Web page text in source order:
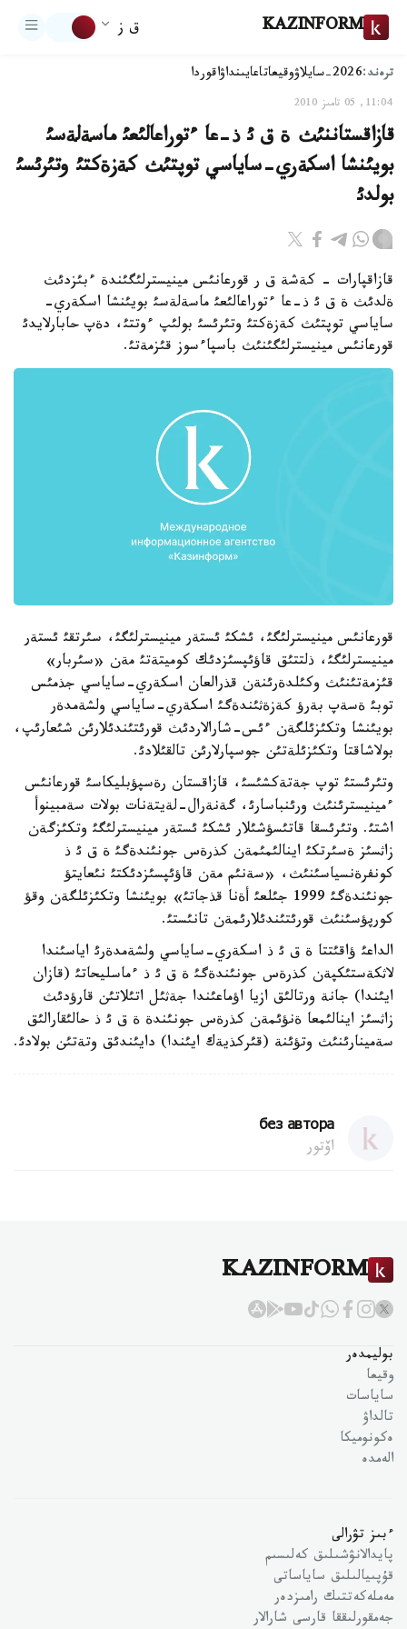
KAZINFORM ق ز
ترەند:2026-سايلاۋ وقيعاتاعايىنداۋاقوردا
11:04, 05 تامىز 2010
قازاقستاننئث ة ق ئ ذ-عا ءتوراعالئعئ ماسةلةسئ
بويئنشا اسكةري-ساياسي توپتئث كةزةكتئ وتئرئسئ
بولدئ
قازاقپارات - كةشة ق ر قورعانئس مينيسترلئگئندة ءبئزدئث
ةلدئث ة ق ئ ذ-عا ءتوراعالئعئ ماسةلةسئ بويئنشا اسكةري-
ساياسي توپتئث كةزةكتئ وتئرئسئ بولئپ ءوتتئ، دةپ حابارلايدئ
قورعانئس مينيسترلئگئنئث باسپاءسوز قئزمةتئ.
قورعانئس مينيسترلئگئ، ئشكئ ئستةر مينيسترلئگئ، سئرتقئ ئستةر
مينيسترلئگئ، ذلتتئق قاؤئپسئزدئك كوميتةتئ مةن «سئربار»
قئزمةتئنئث وكئلدةرئنةن قذرالعان اسكةري-ساياسي جذمئس
توبئ ةسةپ بةرؤ كةزةثئندةگئ اسكةري-ساياسي ولشةمدةر
بويئنشا وتكئزئلگةن ءئس-شارالاردئث قورئتئندئلارئن شئعارئپ،
بولاشاقتا وتكئزئلةتئن جوسپارلارئن تالقئلادئ.
وتئرئستئ توپ جةتةكشئسئ، قازاقستان رةسپؤبليكاسئ قورعانئس
ءمينيسترئنئث ورئنباسارئ، گةنةرال-لةيتةنات بولات سةمبينوأ
اشتئ. وتئرئسقا قاتئسؤشئلار ئشكئ ئستةر مينيسترلئگئ وتكئزگةن
زاثسئز ةسئرتكئ اينالئمئمةن كذرةس جونئندةگئ ة ق ئ ذ
كونفرةنسياسئنئث، «سةنئم مةن قاؤئپسئزدئكتئ نئعايتؤ
جونئندةگئ 1999 جئلعئ أةنا قذجاتئ» بويئنشا وتكئزئلگةن وقؤ
كورپؤسئنئث قورئتئندئلارئمةن تانئستئ.
الداعئ ؤاقئتتا ة ق ئ ذ اسكةري-ساياسي ولشةمدةرئ اياسئندا
لاثكةستئكپةن كذرةس جونئندةگئ ة ق ئ ذ ءماسليحاتئ (قازان
ايئندا) جانة ورتالئق ازيا اؤماعئندا جةثئل اتئلاتئن قارؤدئث
زاثسئز اينالئمعا ةنؤئمةن كذرةس جونئندة ة ق ئ ذ حالئقارالئق
سةمينارئنئث وتؤئنة (قئركذيةك ايئندا) دايئندئق وتةتئن بولادئ.
без автора
اۆتور
KAZINFORM
بوليمدەر
وقيعا
ساياسات
تالداۋ
ەكونوميكا
الەمدە
ءبىز تۋرالى
پايدالانۋشىلىق كەلىسىم
قۇپىيالىلىق ساياساتى
مەملەكەتتىك رامىزدەر
جەمقورلىققا قارسى شارالار